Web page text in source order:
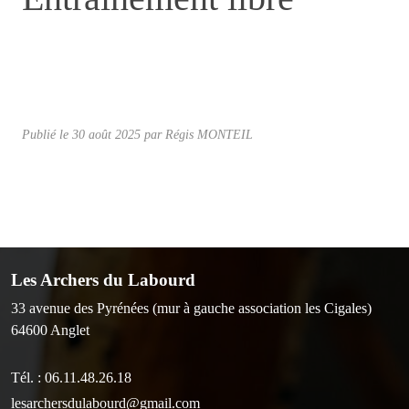
Publié le 30 août 2025 par Régis MONTEIL
Les Archers du Labourd
33 avenue des Pyrénées (mur à gauche association les Cigales)
64600 Anglet
Tél. : 06.11.48.26.18
lesarchersdulabourd@gmail.com